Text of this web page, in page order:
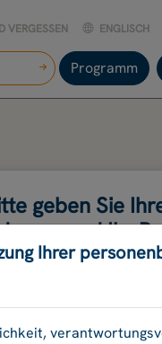
VERGESSEN ENGLISCH
Programm
geben Sie
und Ihr
Ihrer